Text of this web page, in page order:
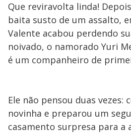
Que reviravolta linda!
baita susto de um assalto,
Valente acabou perdendo
noivado, o namorado Yuri
é um companheiro de
Ele não pensou duas vezes:
novinha e preparou um
casamento surpresa para a